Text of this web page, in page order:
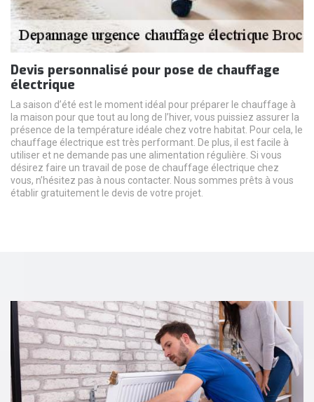
Devis personnalisé pour pose de chauffage
électrique
La saison d’été est le moment idéal pour préparer le chauffage à
la maison pour que tout au long de l’hiver, vous puissiez assurer la
présence de la température idéale chez votre habitat. Pour cela, le
chauffage électrique est très performant. De plus, il est facile à
utiliser et ne demande pas une alimentation régulière. Si vous
désirez faire un travail de pose de chauffage électrique chez
vous, n’hésitez pas à nous contacter. Nous sommes prêts à vous
établir gratuitement le devis de votre projet.